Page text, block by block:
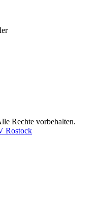
Rechte vorbehalten.
Rostock